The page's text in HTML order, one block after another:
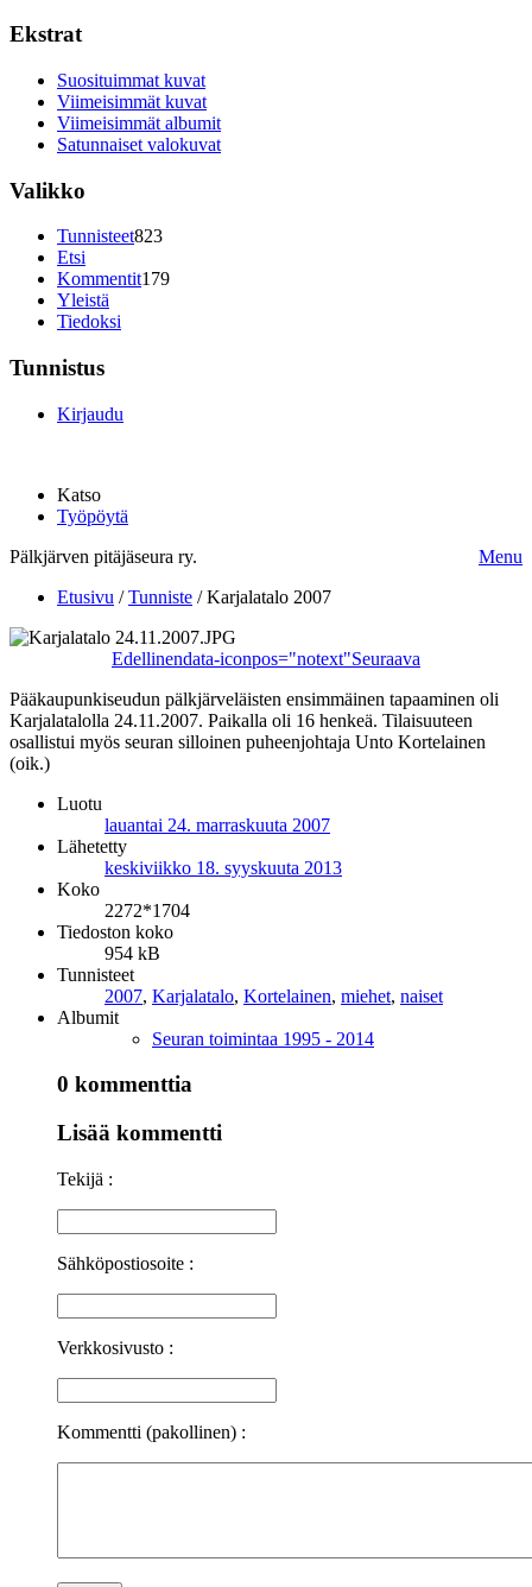
Ekstrat
Suosituimmat kuvat
Viimeisimmät kuvat
Viimeisimmät albumit
Satunnaiset valokuvat
Valikko
Tunnisteet823
Etsi
Kommentit179
Yleistä
Tiedoksi
Tunnistus
Kirjaudu
Katso
Työpöytä
Pälkjärven pitäjäseura ry.
Menu
Etusivu /Tunniste /Karjalatalo 2007
Edellinendata-iconpos="notext"Seuraava
Pääkaupunkiseudun pälkjärveläisten ensimmäinen tapaaminen oli
Karjalatalolla 24.11.2007. Paikalla oli 16 henkeä. Tilaisuuteen
osallistui myös seuran silloinen puheenjohtaja Unto Kortelainen
(oik.)
Luotu
lauantai 24. marraskuuta 2007
Lähetetty
keskiviikko 18. syyskuuta 2013
Koko
2272*1704
Tiedoston koko
954 kB
Tunnisteet
2007, Karjalatalo, Kortelainen, miehet, naiset
Albumit
Seuran toimintaa 1995 - 2014
0 kommenttia
Lisää kommentti
Tekijä :
Sähköpostiosoite :
Verkkosivusto :
Kommentti (pakollinen) :